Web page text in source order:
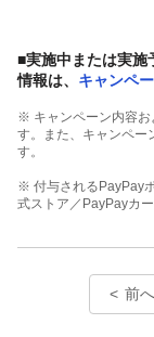
■実施中または実施
情報は、 キャンペ
※ キャンペーン内容お
す。また、キャンペー
す。
※ 付与されるPayPay
式ストア／PayPayカ
前へ